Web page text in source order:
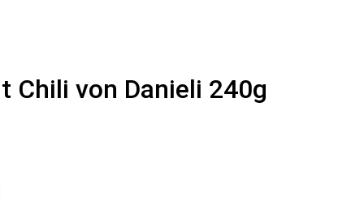
Chili von Danieli 240g